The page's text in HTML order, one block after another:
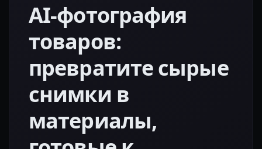
AI‑фотография
товаров:
превратите сырые
снимки в
материалы,